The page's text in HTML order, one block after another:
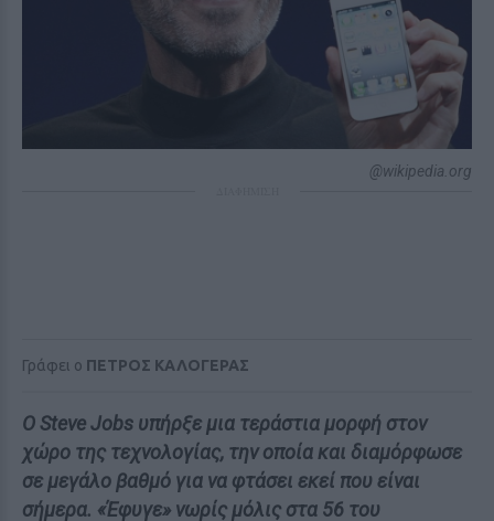
@wikipedia.org
Γράφει ο ΠΕΤΡΟΣ ΚΑΛΟΓΕΡΑΣ
O Steve Jobs υπήρξε μια τεράστια μορφή στον
χώρο της τεχνολογίας, την οποία και διαμόρφωσε
σε μεγάλο βαθμό για να φτάσει εκεί που είναι
σήμερα. «Έφυγε» νωρίς μόλις στα 56 του